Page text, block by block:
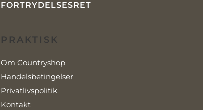
FORTRYDELSESRET
PRAKTISK
Om Countryshop
Handelsbetingelser
Privatlivspolitik
Kontakt